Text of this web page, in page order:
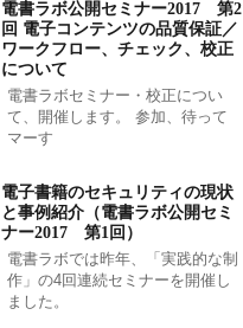
電書ラボ公開セミナー2017 第2
回 電子コンテンツの品質保証／
ワークフロー、チェック、校正
について
電書ラボセミナー・校正につい
て、開催します。 参加、待って
マーす
電子書籍のセキュリティの現状
と事例紹介（電書ラボ公開セミ
ナー2017 第1回）
電書ラボでは昨年、「実践的な制
作」の4回連続セミナーを開催し
ました。